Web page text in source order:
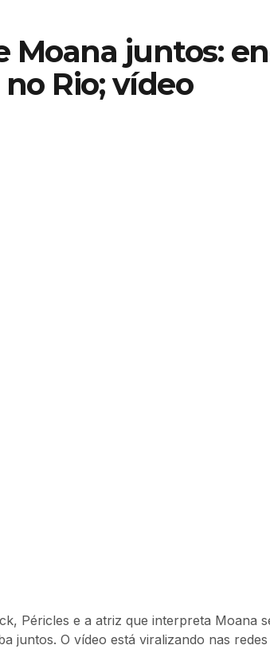
Moana juntos:
Rio; vídeo
Péricles e a atriz que interpreta Moana
juntos. O vídeo está viralizando nas redes